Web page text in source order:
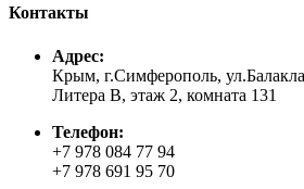
Контакты
Адрес:
Крым, г.Симферополь,
Литера В, этаж 2, комната 131
Телефон:
+7 978 084 77 94
+7 978 691 95 70